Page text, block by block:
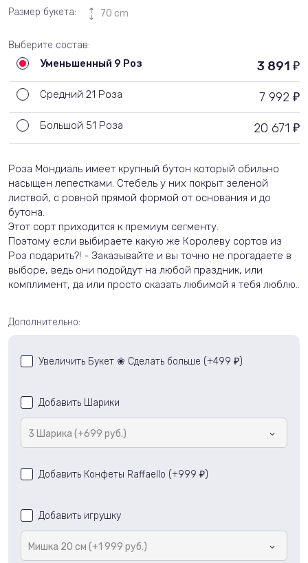
Размер букета: 70 cm
Выберите состав:
Уменьшенный 9 Роз 3 891 ₽
Средний 21 Роза 7 992 ₽
Большой 51 Роза 20 671 ₽
Роза Мондиаль имеет крупный бутон который обильно
насыщен лепестками. Стебель у них покрыт зеленой
листвой, с ровной прямой формой от основания и до
бутона.
Этот сорт приходится к премиум сегменту.
Поэтому если выбираете какую же Королеву сортов из
Роз подарить?! - Заказывайте и вы точно не прогадаете в
выборе, ведь они подойдут на любой праздник, или
комплимент, да или просто сказать любимой я тебя люблю..
Дополнительно:
Увеличить Букет ❀ Сделать больше (+499 ₽ )
Добавить Шарики
3 Шарика (+699 руб.)
Добавить Конфеты Raffaello (+999 ₽ )
Добавить игрушку
Мишка 20 см (+1 999 руб.)